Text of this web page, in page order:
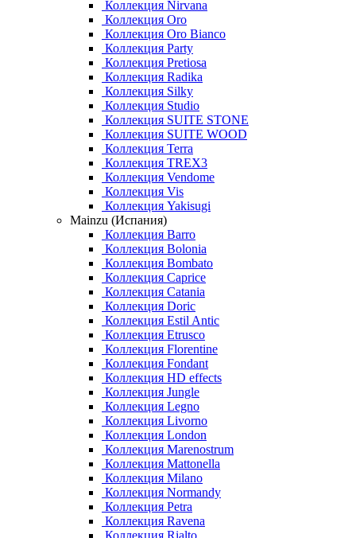
Коллекция Nirvana
Коллекция Oro
Коллекция Oro Bianco
Коллекция Party
Коллекция Pretiosa
Коллекция Radika
Коллекция Silky
Коллекция Studio
Коллекция SUITE STONE
Коллекция SUITE WOOD
Коллекция Terra
Коллекция TREX3
Коллекция Vendome
Коллекция Vis
Коллекция Yakisugi
Mainzu (Испания)
Коллекция Barro
Коллекция Bolonia
Коллекция Bombato
Коллекция Caprice
Коллекция Catania
Коллекция Doric
Коллекция Estil Antic
Коллекция Etrusco
Коллекция Florentine
Коллекция Fondant
Коллекция HD effects
Коллекция Jungle
Коллекция Legno
Коллекция Livorno
Коллекция London
Коллекция Marenostrum
Коллекция Mattonella
Коллекция Milano
Коллекция Normandy
Коллекция Petra
Коллекция Ravena
Коллекция Rialto